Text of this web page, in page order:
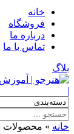
خانه
فروشگاه
درباره ما
تماس با ما
بلاگ
|
خانه » محصولات